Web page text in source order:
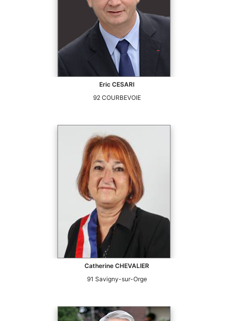
Eric CESARI
92 COURBEVOIE
Catherine CHEVALIER
91 Savigny-sur-Orge